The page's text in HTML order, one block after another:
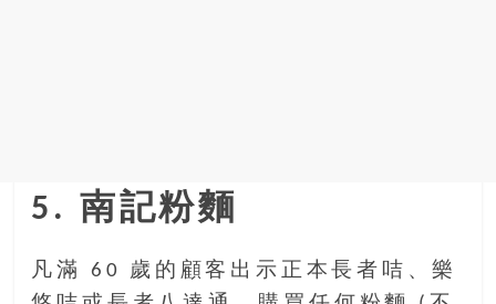
5. 南記粉麵
凡滿 60 歲的顧客出示正本長者咭、樂